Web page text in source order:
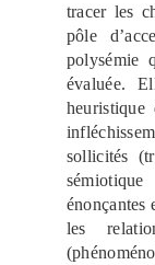
tracer les
pôle
polysémie
évaluée.
sollicités
énonçantes
les